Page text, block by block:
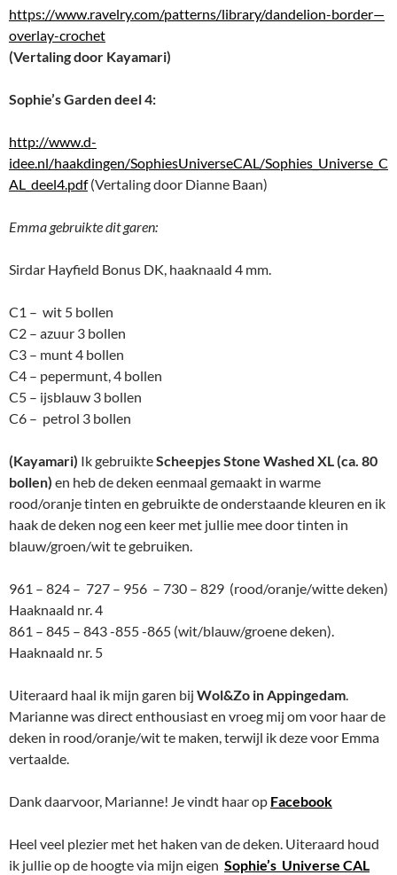
https://www.ravelry.com/patterns/library/dandelion-border—
overlay-crochet
(Vertaling door Kayamari)
Sophie’s Garden deel 4:
http://www.d-
idee.nl/haakdingen/SophiesUniverseCAL/Sophies_Universe_C
AL_deel4.pdf(Vertaling door Dianne Baan)
Emma gebruikte dit garen:
Sirdar Hayfield Bonus DK, haaknaald 4 mm.
C1 – wit 5 bollen
C2 – azuur 3 bollen
C3 – munt 4 bollen
C4 – pepermunt, 4 bollen
C5 – ijsblauw 3 bollen
C6 – petrol 3 bollen
(Kayamari) Ik gebruikteScheepjes Stone Washed XL (ca. 80
bollen) en heb de deken eenmaal gemaakt in warme
rood/oranje tinten en gebruikte de onderstaande kleuren en ik
haak de deken nog een keer met jullie mee door tinten in
blauw/groen/wit te gebruiken.
961 – 824 – 727 – 956 – 730 – 829 (rood/oranje/witte deken)
Haaknaald nr. 4
861 – 845 – 843 -855 -865 (wit/blauw/groene deken).
Haaknaald nr. 5
Uiteraard haal ik mijn garen bij Wol&Zo in Appingedam.
Marianne was direct enthousiast en vroeg mij om voor haar de
deken in rood/oranje/wit te maken, terwijl ik deze voor Emma
vertaalde.
Dank daarvoor, Marianne! Je vindt haar op Facebook
Heel veel plezier met het haken van de deken. Uiteraard houd
ik jullie op de hoogte via mijn eigen Sophie’s Universe CAL